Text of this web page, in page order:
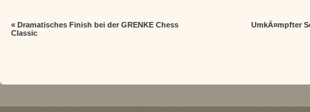
«Dramatisches Finish bei der GRENKE Chess
Classic
UmkÃ¤mpfter